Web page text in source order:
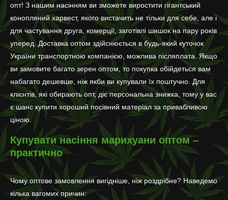
опт! З нашим насінням ви зможете виростити гігантський
конопляний харвест, якого вистачить не тільки для себе, але і
для частування друга, комерції, заготівлі шишок на пару років
уперед. Доставка оптом здійснюється в будь-який куточок
України транспортною компанією, можлива післяплата. Якщо
ви замовите багато зерен оптом, то покупка обійдеться вам
набагато дешевше, ніж якби ви купували їх поштучно. Для
клієнтів, які обирають опт, діє персональна знижка, тому у вас
є шанс купити хороший посівний матеріал за привабливою
ціною.
Купувати насіння марихуани оптом –
практично
Чому оптове замовлення вигідніше, ніж роздрібне? Наведемо
кілька вагомих причин: